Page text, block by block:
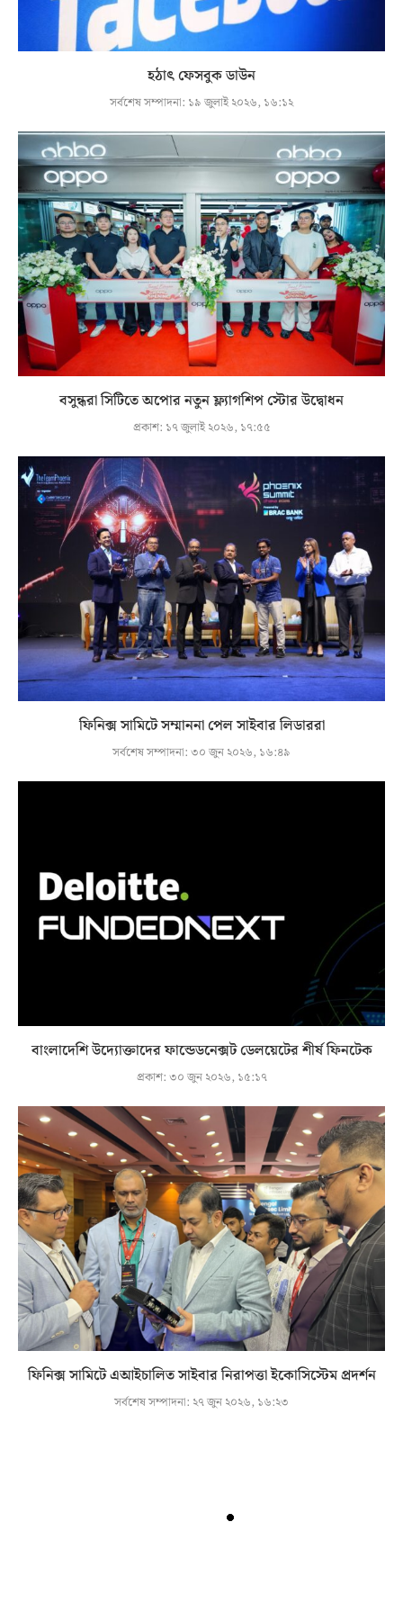
হঠাৎ ফেসবুক ডাউন
সর্বশেষ সম্পাদনা: ১৯ জুলাই ২০২৬, ১৬:১২
বসুন্ধরা সিটিতে অপোর নতুন ফ্ল্যাগশিপ স্টোর উদ্বোধন
প্রকাশ: ১৭ জুলাই ২০২৬, ১৭:৫৫
ফিনিক্স সামিটে সম্মাননা পেল সাইবার লিডাররা
সর্বশেষ সম্পাদনা:৩০ জুন ২০২৬, ১৬:৪৯
বাংলাদেশি উদ্যোক্তাদের ফান্ডেডনেক্সট ডেলয়েটের শীর্ষ ফিনটেক
প্রকাশ:৩০ জুন ২০২৬, ১৫:১৭
ফিনিক্স সামিটে এআইচালিত সাইবার নিরাপত্তা ইকোসিস্টেম প্রদর্শন
সর্বশেষ সম্পাদনা: ২৭ জুন ২০২৬, ১৬:২৩